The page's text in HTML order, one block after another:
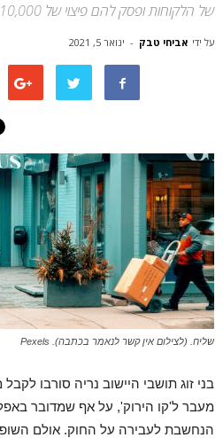
של הלקוחות ופסק להם פיצוי של 10,000 ש"ח בתוספת שכ"ט.
על ידי אביחי טבק - ינואר 5, 2021
שליח. (לצילום אין קשר לנאמר בכתבה). Pexels
בני זוג תושבי היישוב נריה סורבו
מעבר ל'קו הירוק', על אף שמדובר
הנחשבת לעבירה על החוק. אולם